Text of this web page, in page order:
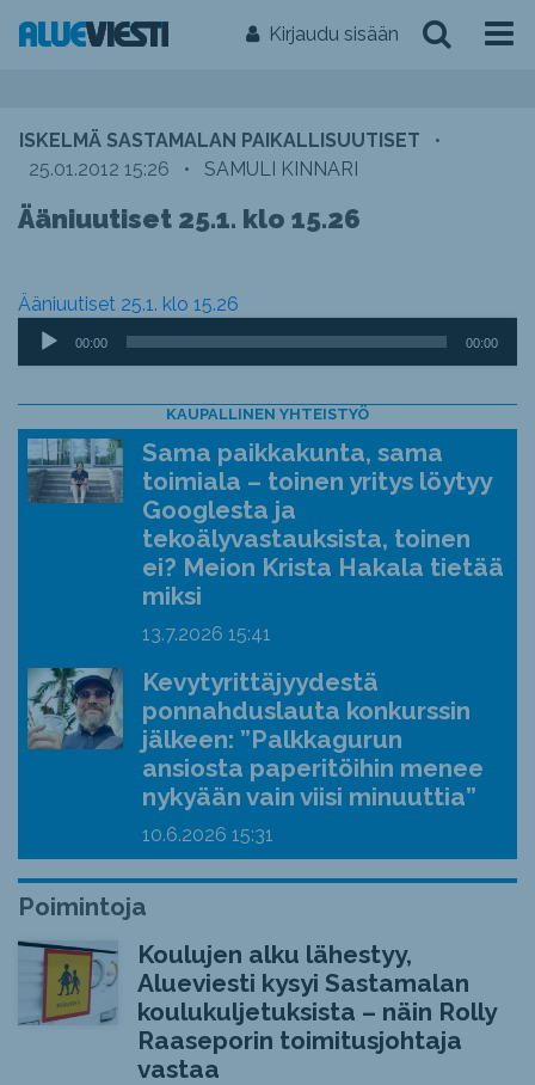
Kirjaudu sisään
ISKELMÄ SASTAMALAN PAIKALLISUUTISET
•
25.01.2012 15:26
• SAMULI KINNARI
Ääniuutiset 25.1. klo 15.26
Ääniuutiset 25.1. klo 15.26
Äänitoistin
00:00 00:00
KAUPALLINEN YHTEISTYÖ
Sama paikkakunta, sama
toimiala – toinen yritys löytyy
Googlesta ja
tekoälyvastauksista, toinen
ei? Meion Krista Hakala tietää
miksi
13.7.2026 15:41
Kevytyrittäjyydestä
ponnahduslauta konkurssin
jälkeen: ”Palkkagurun
ansiosta paperitöihin menee
nykyään vain viisi minuuttia”
10.6.2026 15:31
Poimintoja
Koulujen alku lähestyy,
Alueviesti kysyi Sastamalan
koulukuljetuksista – näin Rolly
Raaseporin toimitusjohtaja
vastaa